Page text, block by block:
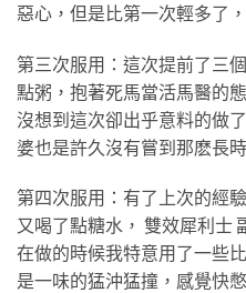
惡心，但是比第一次輕多了
第三次服用：這次提前了三
點粥，抱著死馬當活馬醫的
沒想到這次卻出乎意料的做
婆也是許久沒有嘗到那麽長
第四次服用：有了上次的經
又喝了點糖水， 雙效犀利士
在做的時候我特意用了一些
是一味的猛沖猛撞，感覺快